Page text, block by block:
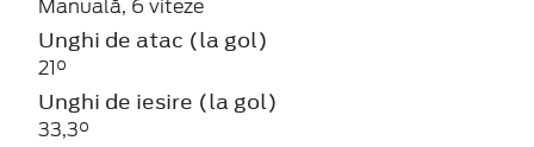
Manuală, 6 viteze
Unghi de atac (la gol)
21°
Unghi de iesire (la gol)
33,3°